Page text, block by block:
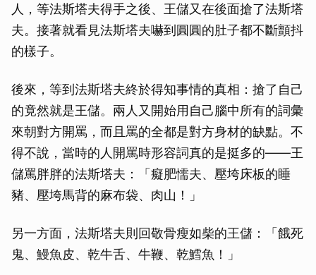
人，等法斯塔夫得手之後、王儲又在後面搶了法斯塔
夫。接著就看見法斯塔夫嚇到圓圓的肚子都不斷顫抖
的樣子。
後來，等到法斯塔夫終於得知事情的真相：搶了自己
的竟然就是王儲。兩人又開始用自己腦中所有的詞彙
來朝對方開罵，而且罵的全都是對方身材的缺點。不
得不說，當時的人開罵時形容詞真的是挺多的——王
儲罵胖胖的法斯塔夫：「癡肥懦夫、壓垮床板的睡
豬、壓垮馬背的麻布袋、肉山！」
另一方面，法斯塔夫則回敬骨瘦如柴的王儲：「餓死
鬼、鰻魚皮、乾牛舌、牛鞭、乾鱈魚！」